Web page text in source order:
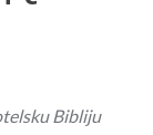
Bibliju